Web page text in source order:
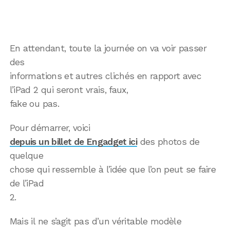
En attendant, toute la journée on va voir passer
des
informations et autres clichés en rapport avec
l’iPad 2 qui seront vrais, faux,
fake ou pas.
Pour démarrer, voici
depuis un billet de Engadget icides photos de
quelque
chose qui ressemble à l’idée que l’on peut se faire
de l’iPad
2.
Mais il ne s’agit pas d’un véritable modèle